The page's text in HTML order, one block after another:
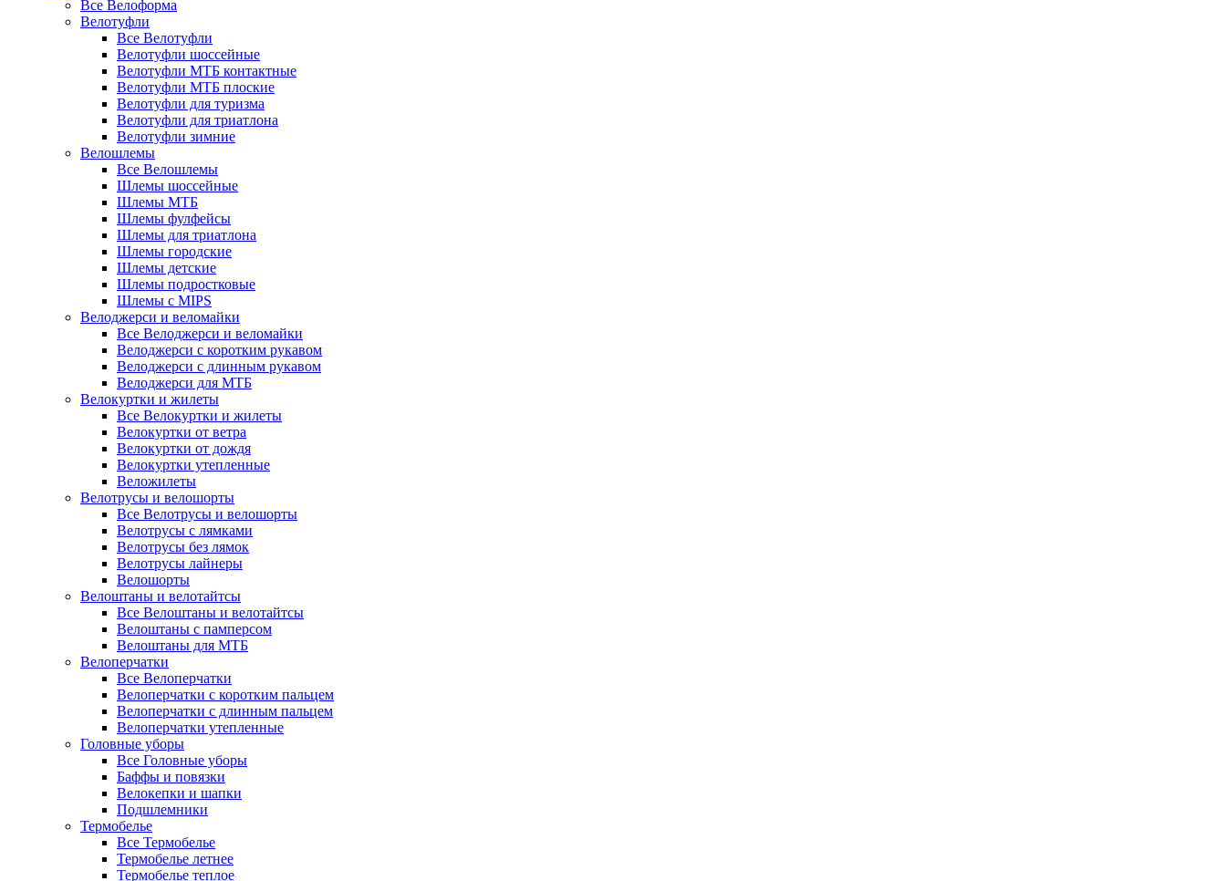
Все Велоформа
Велотуфли
Все Велотуфли
Велотуфли шоссейные
Велотуфли МТБ контактные
Велотуфли МТБ плоские
Велотуфли для туризма
Велотуфли для триатлона
Велотуфли зимние
Велошлемы
Все Велошлемы
Шлемы шоссейные
Шлемы МТБ
Шлемы фулфейсы
Шлемы для триатлона
Шлемы городские
Шлемы детские
Шлемы подростковые
Шлемы с MIPS
Велоджерси и веломайки
Все Велоджерси и веломайки
Велоджерси с коротким рукавом
Велоджерси с длинным рукавом
Велоджерси для МТБ
Велокуртки и жилеты
Все Велокуртки и жилеты
Велокуртки от ветра
Велокуртки от дождя
Велокуртки утепленные
Веложилеты
Велотрусы и велошорты
Все Велотрусы и велошорты
Велотрусы с лямками
Велотрусы без лямок
Велотрусы лайнеры
Велошорты
Велоштаны и велотайтсы
Все Велоштаны и велотайтсы
Велоштаны с памперсом
Велоштаны для МТБ
Велоперчатки
Все Велоперчатки
Велоперчатки с коротким пальцем
Велоперчатки с длинным пальцем
Велоперчатки утепленные
Головные уборы
Все Головные уборы
Баффы и повязки
Велокепки и шапки
Подшлемники
Термобелье
Все Термобелье
Термобелье летнее
Термобелье теплое